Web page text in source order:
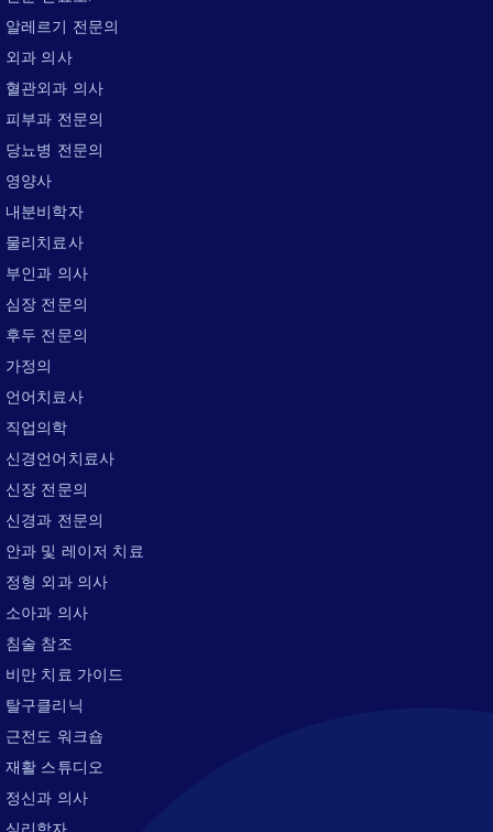
알레르기 전문의
외과 의사
혈관외과 의사
피부과 전문의
당뇨병 전문의
영양사
내분비학자
물리치료사
부인과 의사
심장 전문의
후두 전문의
가정의
언어치료사
직업의학
신경언어치료사
신장 전문의
신경과 전문의
안과 및 레이저 치료
정형 외과 의사
소아과 의사
침술 참조
비만 치료 가이드
탈구클리닉
근전도 워크숍
재활 스튜디오
정신과 의사